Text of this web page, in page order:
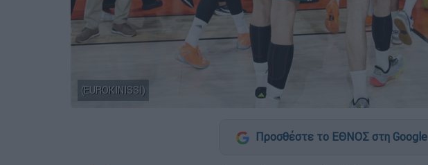
(EUROKINISSI)
Προσθέστε το ΕΘΝΟΣ στη Google